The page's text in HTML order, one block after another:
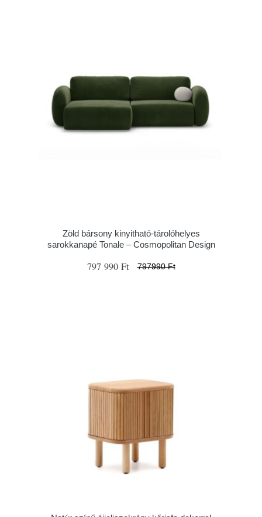
Zöld bársony kinyitható-tárolóhelyes
sarokkanapé Tonale – Cosmopolitan Design
797 990 Ft 797990 Ft